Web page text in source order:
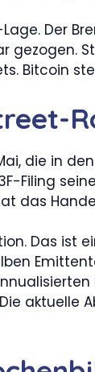
Der
gezogen.
Bitcoin
die in
Filing
das
Das ist
aktuelle